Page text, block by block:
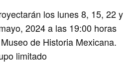
los lunes 8, 15, 22 y
2024 a las 19:00 horas
de Historia Mexicana.
limitado